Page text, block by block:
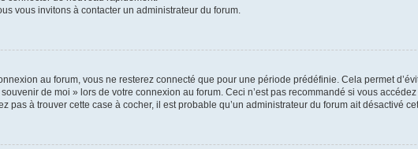
vous invitons à contacter un administrateur du forum.
au forum, vous ne resterez connecté que pour une période prédéfinie. Cela permet
de moi » lors de votre connexion au forum. Ceci n’est pas recommandé si vous
pas à trouver cette case à cocher, il est probable qu’un administrateur du forum ait désactivé